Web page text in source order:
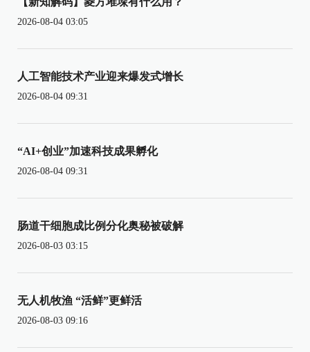
2026-08-04 03:05
人工智能技术产业迎来爆发式增长
2026-08-04 09:31
“AI+创业”加速科技成果孵化
2026-08-04 09:31
肠道干细胞成比例分化奥秘被破解
2026-08-03 03:15
无人机牧渔 “活鲜”更鲜活
2026-08-03 09:16